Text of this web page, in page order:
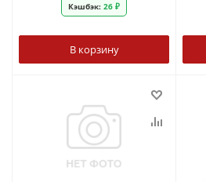
Кэшбэк: 26 ₽
В корзину